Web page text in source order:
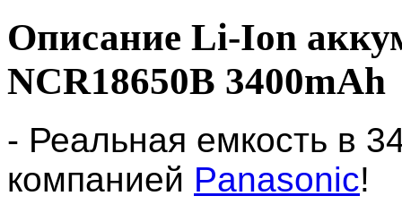
Описание Li-Ion
NCR18650B 3400mAh
- Реальная емкость в
компанией Panasonic!